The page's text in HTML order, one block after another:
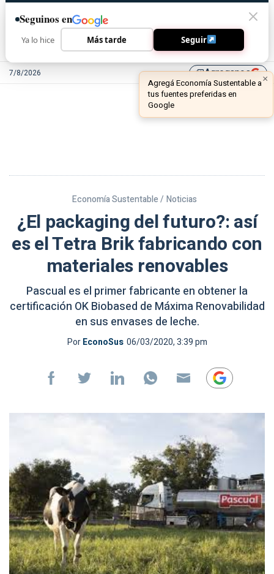
7/8/2026 library_addAgreganos
Economía Sustentable / Noticias
¿El packaging del futuro?: así
es el Tetra Brik fabricando con
materiales renovables
Pascual es el primer fabricante en obtener la
certificación OK Biobased de Máxima Renovabilidad
en sus envases de leche.
PorEconoSus 06/03/2020, 3:39 pm
Seguinos en
Ya lo hice Más tarde Seguir